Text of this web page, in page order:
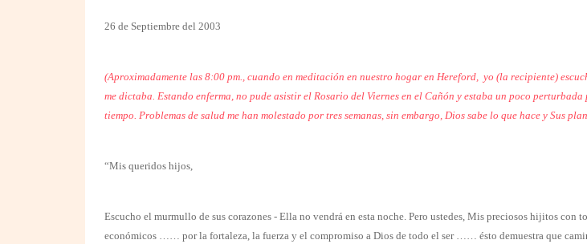
26 de Septiembre del 2003
(Aproximadamente las 8:00 pm., cuando en meditación en nuestro hogar en Hereford, yo (la recipiente)
me dictaba. Estando enferma, no pude asistir el Rosario del Viernes en el Cañón y estaba un poco
tiempo. Problemas de salud me han molestado por tres semanas, sin embargo, Dios sabe lo que hace y Sus
“Mis queridos hijos,
Escucho el murmullo de sus corazones - Ella no vendrá en esta noche. Pero ustedes, Mis preciosos hijitos
económicos …… por la fortaleza, la fuerza y el compromiso a Dios de todo el ser …… ésto demuestra que